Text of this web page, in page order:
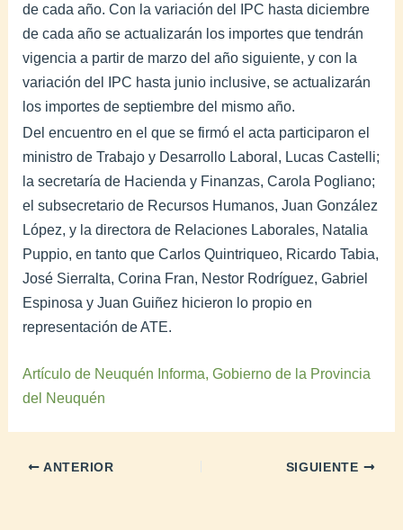
de cada año. Con la variación del IPC hasta diciembre
de cada año se actualizarán los importes que tendrán
vigencia a partir de marzo del año siguiente, y con la
variación del IPC hasta junio inclusive, se actualizarán
los importes de septiembre del mismo año.
Del encuentro en el que se firmó el acta participaron el
ministro de Trabajo y Desarrollo Laboral, Lucas Castelli;
la secretaría de Hacienda y Finanzas, Carola Pogliano;
el subsecretario de Recursos Humanos, Juan González
López, y la directora de Relaciones Laborales, Natalia
Puppio, en tanto que Carlos Quintriqueo, Ricardo Tabia,
José Sierralta, Corina Fran, Nestor Rodríguez, Gabriel
Espinosa y Juan Guiñez hicieron lo propio en
representación de ATE.
Artículo de Neuquén Informa, Gobierno de la Provincia
del Neuquén
ANTERIOR SIGUIENTE